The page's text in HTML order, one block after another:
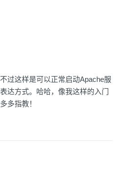
过这样是可以正常启动Apache服
达方式。哈哈，像我这样的入门
多指教！